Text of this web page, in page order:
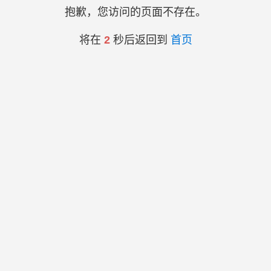
抱歉，您访问的页面不存在。
将在 2秒后返回到 首页